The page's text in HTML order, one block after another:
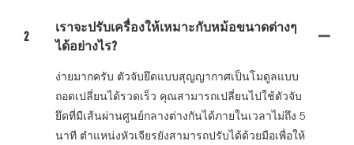
2
เราจะปรับเครื่องให้เหมาะกับหม้อขนาดต่างๆ
ได้อย่างไร?
ง่ายมากครับ ตัวจับยึดแบบสุญญากาศเป็นโมดูลแบบ
ถอดเปลี่ยนได้รวดเร็ว คุณสามารถเปลี่ยนไปใช้ตัวจับ
ยึดที่มีเส้นผ่านศูนย์กลางต่างกันได้ภายในเวลาไม่ถึง 5
นาที ตำแหน่งหัวเจียรยังสามารถปรับได้ด้วยมือเพื่อให้